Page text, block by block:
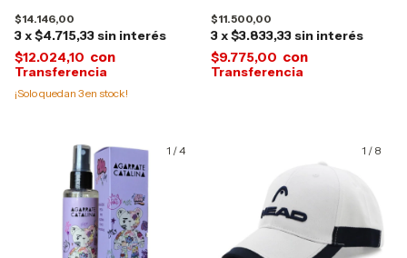
$14.146,00
3x$4.715,33 sin interés
$12.024,10 con
¡Solo quedan 3en stock!
$11.500,00
3x$3.833,33 sin interés
$9.775,00 con
1 /4 1 / 8